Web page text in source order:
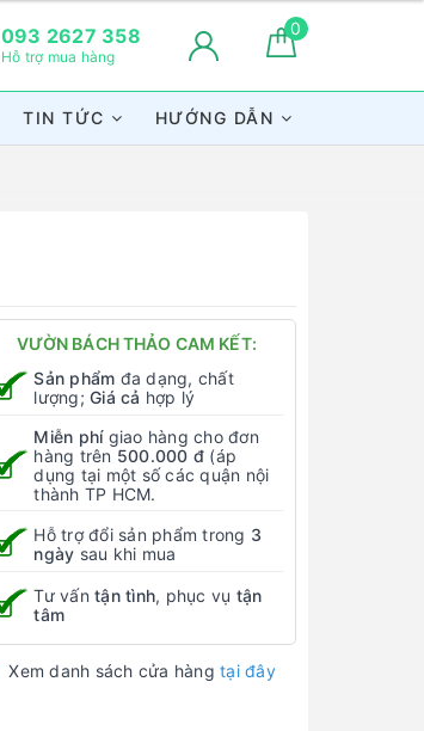
093 2627 358
Hỗ trợ mua hàng
0
TIN TỨC HƯỚNG DẪN
VƯỜN BÁCH THẢO CAM KẾT:
Sản phẩm đa dạng, chất
lượng;Giá cả hợp lý
Miễn phígiao hàng cho đơn
hàng trên 500.000 đ (áp
dụng tại một số các quận nội
thành TP HCM.
Hỗ trợ đổi sản phẩm trong 3
ngày sau khi mua
Tư vấntận tình, phục vụ tận
tâm
Xem danh sách cửa hàngtại đây